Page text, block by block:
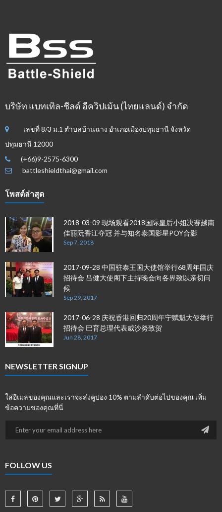
บริษัท แบทเทิล-ชีลด์ อีควิปเม้น (ไทยแลนด์) จำกัด
เลขที่ 8/3 ม.1 ตำบลบ้านฉาง อำเภอเมืองปทุมธานี จังหวัด
ปทุมธานี 12000
(+66)9-2575-6300
battleshieldthai@gmail.com
โพสต์ล่าสุด
2018-03-09 现场观看2018国际皇后小姐决赛越南
佳丽阮香江夺冠 并与知名泰国影星POY合影
Sep 7, 2018
2017-09-28 中国驻泰王国大使馆举行68周年国庆
招待会 吕健大使阁下主持晚会向各界致以亲切问
候
Sep 29, 2017
2017-06-28 庆祝香港回归20周年宁赋魁大使举行
招待会 巴育总理代表威沙努致贺
Jun 28, 2017
NEWSLETTER SIGNUP
ใส่อีเมลของคุณและเราจะส่งคูปอง 10% ตามลำดับต่อไปของคุณ เพิ่ม
ข้อความของคุณที่นี่
FOLLOW US